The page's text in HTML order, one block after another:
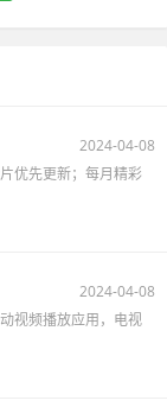
2024-04-08
优先更新；每月精彩
2024-04-08
视频播放应用，电视